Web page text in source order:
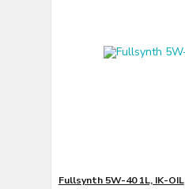
Fullsynth 5W-40 1L, IK-OIL